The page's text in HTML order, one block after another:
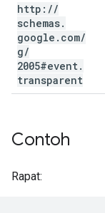
http: //
schemas.
google . com/
g/
2005#event.
transparent
Contoh
Rapat: